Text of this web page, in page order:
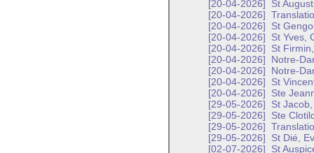
[20-04-2026]
St
[20-04-2026]
[20-04-2026]
St
[20-04-2026]
St Yves,
[20-04-2026]
St
[20-04-2026]
Notre-
[20-04-2026]
Notre-
[20-04-2026]
St
[20-04-2026]
Ste
[29-05-2026]
St
[29-05-2026]
Ste
[29-05-2026]
[29-05-2026]
St Dié,
[02-07-2026]
St